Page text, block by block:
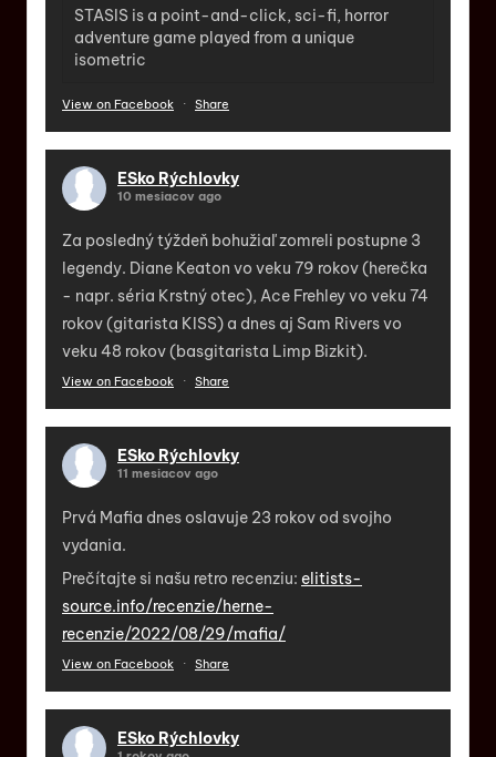
STASIS is a point-and-click, sci-fi, horror
adventure game played from a unique
isometric
View on Facebook · Share
ESko Rýchlovky
10 mesiacov ago
Za posledný týždeň bohužiaľ zomreli postupne 3
legendy. Diane Keaton vo veku 79 rokov (herečka
- napr. séria Krstný otec), Ace Frehley vo veku 74
rokov (gitarista KISS) a dnes aj Sam Rivers vo
veku 48 rokov (basgitarista Limp Bizkit).
View on Facebook · Share
ESko Rýchlovky
11 mesiacov ago
Prvá Mafia dnes oslavuje 23 rokov od svojho
vydania.
Prečítajte si našu retro recenziu: elitists-
source.info/recenzie/herne-
recenzie/2022/08/29/mafia/
View on Facebook · Share
ESko Rýchlovky